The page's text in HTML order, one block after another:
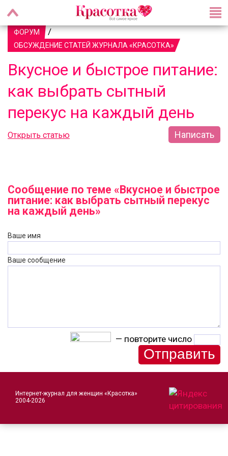
ФОРУМ /
ОБСУЖДЕНИЕ СТАТЕЙ ЖУРНАЛА «КРАСОТКА»
Вкусное и быстрое питание:
как выбрать сытный
перекус на каждый день
Открыть статью Написать
Сообщение по теме «Вкусное и быстрое
питание: как выбрать сытный перекус
на каждый день»
Ваше имя
Ваше сообщение
— повторите число
Интернет-журнал для женщин «Красотка»
2004-2026